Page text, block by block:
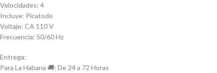
Velocidades: 4
Incluye: Picatodo
Voltaje: CA 110 V
Frecuencia: 50/60 Hz
Entrega:
Para La Habana 🚚: De 24 a 72 Horas